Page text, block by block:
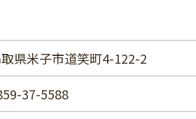
県米子市道笑町4-122-2
37-5588